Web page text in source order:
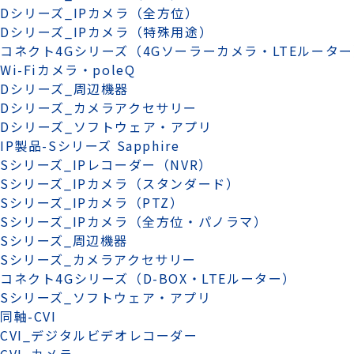
Dシリーズ_IPカメラ（全方位）
Dシリーズ_IPカメラ（特殊用途）
コネクト4Gシリーズ（4Gソーラーカメラ・LTEルータ
Wi-Fiカメラ・poleQ
Dシリーズ_周辺機器
Dシリーズ_カメラアクセサリー
Dシリーズ_ソフトウェア・アプリ
IP製品-Sシリーズ Sapphire
Sシリーズ_IPレコーダー（NVR）
Sシリーズ_IPカメラ（スタンダード）
Sシリーズ_IPカメラ（PTZ）
Sシリーズ_IPカメラ（全方位・パノラマ）
Sシリーズ_周辺機器
Sシリーズ_カメラアクセサリー
コネクト4Gシリーズ（D-BOX・LTEルーター）
Sシリーズ_ソフトウェア・アプリ
同軸-CVI
CVI_デジタルビデオレコーダー